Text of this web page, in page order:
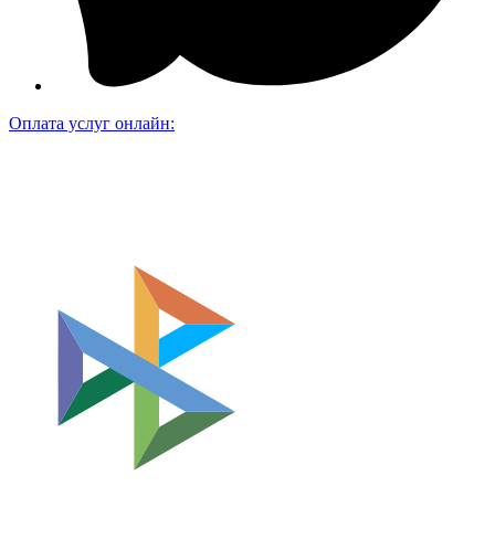
Оплата услуг онлайн: